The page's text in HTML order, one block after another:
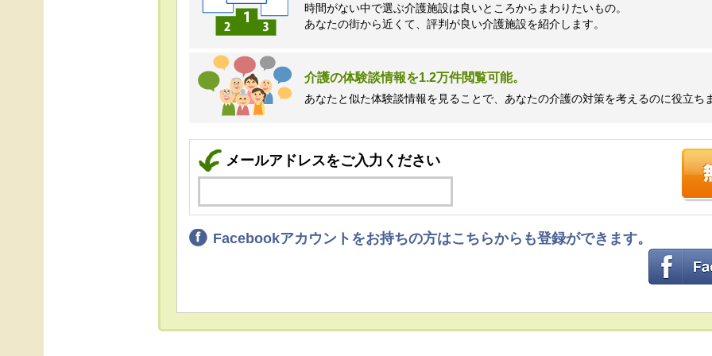
時間がない中で選ぶ介護施設は良いところからまわりたいもの。
あなたの街から近くて、評判が良い介護施設を紹介します。
介護の体験談情報を1.2万件閲覧可能。
あなたと似た体験談情報を見ることで、あなたの介護の対策を考えるのに役立ち
メールアドレスをご入力ください
Facebookアカウントをお持ちの方はこちらからも登録ができます。